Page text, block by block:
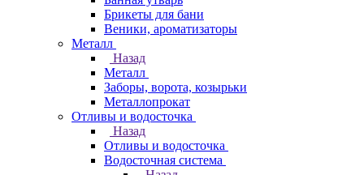
Брикеты для бани
Веники, ароматизаторы
Металл
Назад
Металл
Заборы, ворота, козырьки
Металлопрокат
Отливы и водосточка
Назад
Отливы и водосточка
Водосточная система